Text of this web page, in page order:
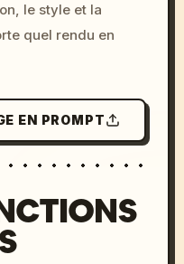
le style et la
quel rendu en
EN PROMPT